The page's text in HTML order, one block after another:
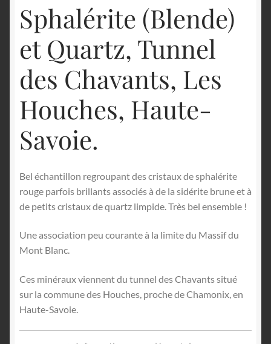
Sphalérite (Blende)
et Quartz, Tunnel
des Chavants, Les
Houches, Haute-
Savoie.
Bel échantillon regroupant des cristaux de sphalérite
rouge parfois brillants associés à de la sidérite brune et à
de petits cristaux de quartz limpide. Très bel ensemble !
Une association peu courante à la limite du Massif du
Mont Blanc.
Ces minéraux viennent du tunnel des Chavants situé
sur la commune des Houches, proche de Chamonix, en
Haute-Savoie.